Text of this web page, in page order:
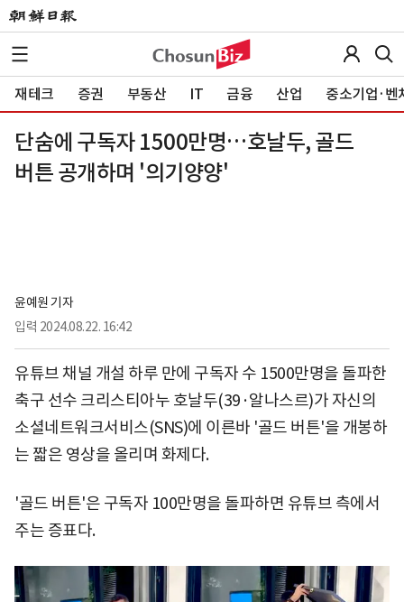
재테크 증권 부동산 IT 금융 산업 중소기업·벤
단숨에 구독자 1500만명…호날두, 골드
버튼 공개하며 '의기양양'
윤예원 기자
입력 2024.08.22. 16:42
유튜브 채널 개설 하루 만에 구독자 수 1500만명을 돌파한
축구 선수 크리스티아누 호날두(39·알나스르)가 자신의
소셜네트워크서비스(SNS)에 이른바 '골드 버튼'을 개봉하
는 짧은 영상을 올리며 화제다.
'골드 버튼'은 구독자 100만명을 돌파하면 유튜브 측에서
주는 증표다.